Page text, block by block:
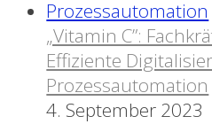
„Vitamin C”:
Effiziente
Prozessautomation
4. September 2023